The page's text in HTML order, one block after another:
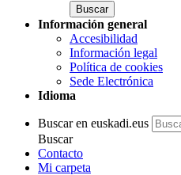
Información general
Accesibilidad
Información legal
Política de cookies
Sede Electrónica
Idioma
Buscar en euskadi.eus
Buscar
Contacto
Mi carpeta